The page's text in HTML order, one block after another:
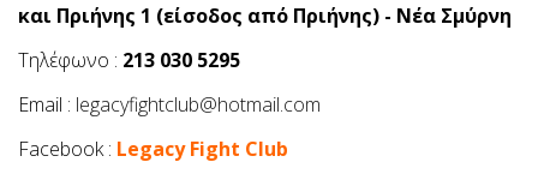
και Πριήνης 1 (είσοδος από Πριήνης) - Νέα Σμύρνη
Τηλέφωνο : 213 030 5295
Email : legacyfightclub@hotmail.com
Facebook : Legacy Fight Club